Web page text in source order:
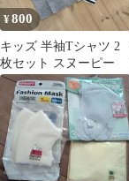
¥800
キッズ 半袖Tシャツ 2
枚セット スヌーピー